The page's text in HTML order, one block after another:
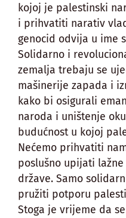
kojoj je palestinski
i prihvatiti narativ
genocid odvija u ime
Solidarno i
zemalja trebaju se
mašinerije zapada i
kako bi osigurali
naroda i uništenje
budućnost u kojoj
Nećemo prihvatiti
poslušno upijati
države. Samo
pružiti potporu
Stoga je vrijeme da